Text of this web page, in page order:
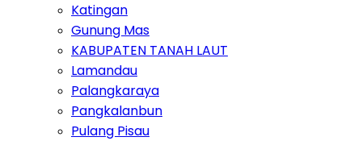
Katingan
Gunung Mas
KABUPATEN TANAH LAUT
Lamandau
Palangkaraya
Pangkalanbun
Pulang Pisau